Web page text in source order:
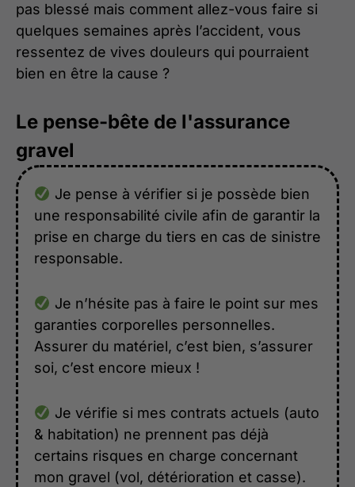
pas blessé mais comment allez-vous faire si
quelques semaines après l’accident, vous
ressentez de vives douleurs qui pourraient
bien en être la cause ?
Le pense-bête de l'assurance
gravel
Je pense à vérifier si je possède bien
une responsabilité civile afin de garantir la
prise en charge du tiers en cas de sinistre
responsable.
Je n’hésite pas à faire le point sur mes
garanties corporelles personnelles.
Assurer du matériel, c’est bien, s’assurer
soi, c’est encore mieux !
Je vérifie si mes contrats actuels (auto
& habitation) ne prennent pas déjà
certains risques en charge concernant
mon gravel (vol, détérioration et casse).